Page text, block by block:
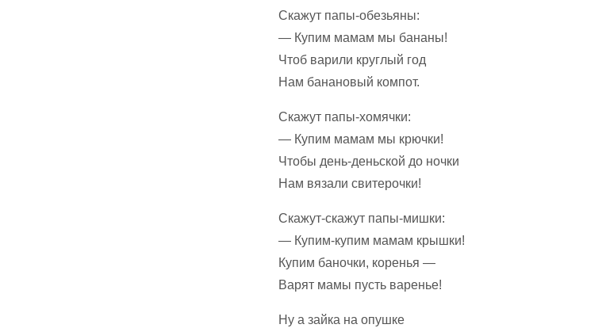
Скажут папы-обезьяны:
— Купим мамам мы бананы!
Чтоб варили круглый год
Нам банановый компот.
Скажут папы-хомячки:
— Купим мамам мы крючки!
Чтобы день-деньской до ночки
Нам вязали свитерочки!
Скажут-скажут папы-мишки:
— Купим-купим мамам крышки!
Купим баночки, коренья —
Варят мамы пусть варенье!
Ну а зайка на опушке